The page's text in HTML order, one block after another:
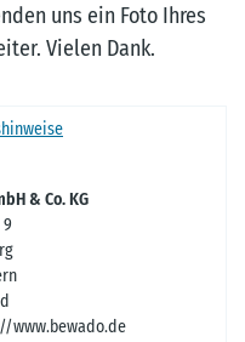
uns ein Foto Ihres
Vielen Dank.
& Co. KG
www.bewado.de